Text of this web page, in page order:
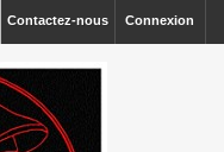
Connexion
Contactez-nous